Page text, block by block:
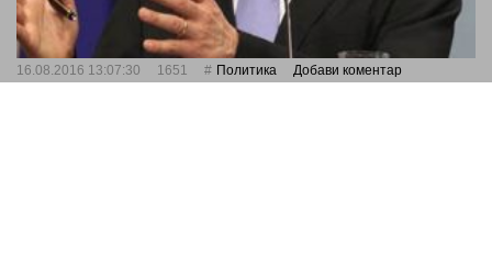
16.08.2016 13:07:30 1651 Политика Добави коментар